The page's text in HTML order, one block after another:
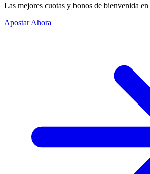
Las mejores cuotas y bonos de bienvenida en
Apostar Ahora